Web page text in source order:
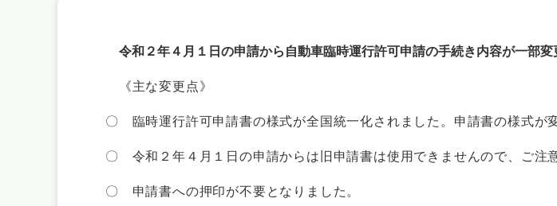
令和２年４月１日の申請から自動車臨時運行許可申請の手続き内容が一部変
《主な変更点》
〇 臨時運行許可申請書の様式が全国統一化されました。申請書の様式が
〇 令和２年４月１日の申請からは旧申請書は使用できませんので、ご注
〇 申請書への押印が不要となりました。